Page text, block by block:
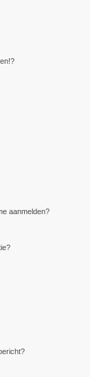
aanmelden?